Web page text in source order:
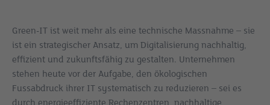
Green-IT ist weit mehr als eine technische Massnahme – sie
ist ein strategischer Ansatz, um Digitalisierung nachhaltig,
effizient und zukunftsfähig zu gestalten. Unternehmen
stehen heute vor der Aufgabe, den ökologischen
Fussabdruck ihrer IT systematisch zu reduzieren – sei es
durch energieeffiziente Rechenzentren, nachhaltige